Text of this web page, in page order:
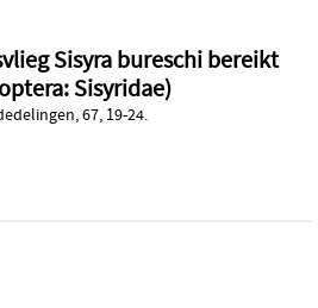
Sisyra bureschi bereikt
Sisyridae)
67, 19-24.